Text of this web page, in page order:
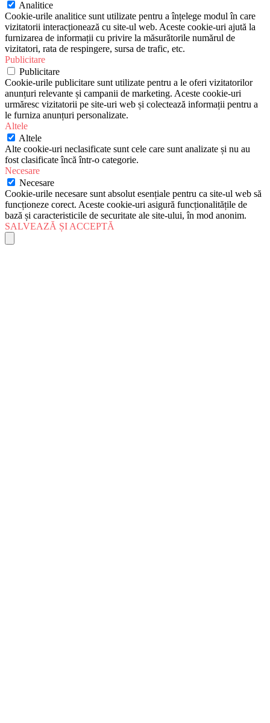
Analitice
Cookie-urile analitice sunt utilizate pentru a înțelege modul în care
vizitatorii interacționează cu site-ul web. Aceste cookie-uri ajută la
furnizarea de informații cu privire la măsurătorile numărul de
vizitatori, rata de respingere, sursa de trafic, etc.
Publicitare
Publicitare
Cookie-urile publicitare sunt utilizate pentru a le oferi vizitatorilor
anunțuri relevante și campanii de marketing. Aceste cookie-uri
urmăresc vizitatorii pe site-uri web și colectează informații pentru a
le furniza anunțuri personalizate.
Altele
Altele
Alte cookie-uri neclasificate sunt cele care sunt analizate și nu au
fost clasificate încă într-o categorie.
Necesare
Necesare
Cookie-urile necesare sunt absolut esențiale pentru ca site-ul web să
funcționeze corect. Aceste cookie-uri asigură funcționalitățile de
bază și caracteristicile de securitate ale site-ului, în mod anonim.
SALVEAZĂ ȘI ACCEPTĂ